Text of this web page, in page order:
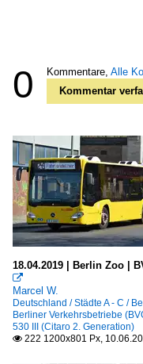
0 Kommentare, Alle
Kommentar
18.04.2019 | Berlin Zoo |

Marcel W.
Deutschland / Städte A - C /
Berliner Verkehrsbetriebe
530 III (Citaro 2. Generation)
 222 1200x801 Px,